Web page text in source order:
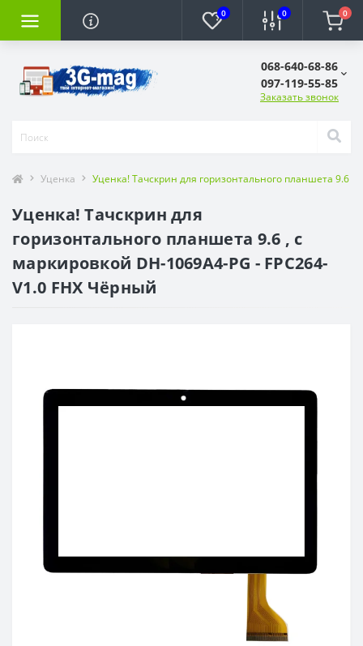
0 0 0
068-640-68-86
097-119-55-85
Заказать звонок
Уценка Уценка! Тачскрин для горизонтального планшета 9.6 ,
Уценка! Тачскрин для
горизонтального планшета 9.6 , с
маркировкой DH-1069A4-PG - FPC264-
V1.0 FHX Чёрный